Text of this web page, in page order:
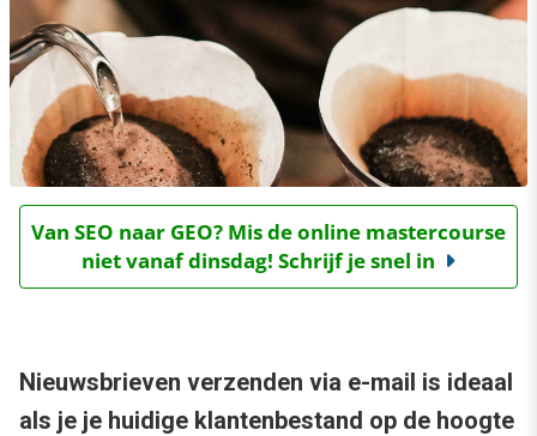
Van SEO naar GEO? Mis de online mastercourse
niet vanaf dinsdag! Schrijf je snel in
Nieuwsbrieven verzenden via e-mail is ideaal
als je je huidige klantenbestand op de hoogte